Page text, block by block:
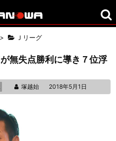
> Ｊリーグ
無失点勝利に導き７位浮
塚越始 2018年5月1日